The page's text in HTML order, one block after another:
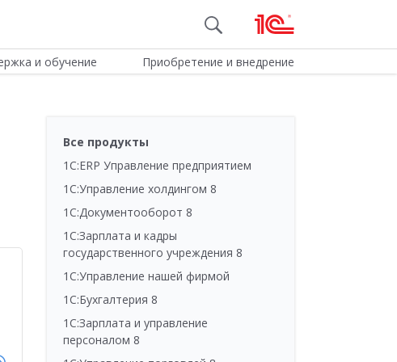
и обучение Приобретение и внедрение
Все продукты
1С:ERP Управление предприятием
1С:Управление холдингом 8
1С:Документооборот 8
1С:Зарплата и кадры
государственного учреждения 8
1С:Управление нашей фирмой
1С:Бухгалтерия 8
1С:Зарплата и управление
персоналом 8